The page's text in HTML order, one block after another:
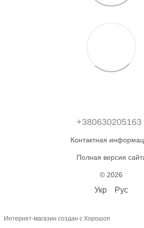
+380630205163
Контактная
Полная версия
© 2026
Укр Рус
Интернет-магазин создан с Хорошоп